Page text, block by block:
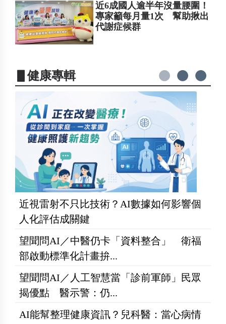
近6成國人逾半年沒量腰圍！
專家籲每月量1次 幫助揪出
代謝症候群
▋健康專輯
近視雷射不只比技術？AI數據如何影響個
人化評估成關鍵
望聞問AI／中醫仍卡「資料整合」 衛福
部啟動標準化計畫拚...
望聞問AI／人工智慧當「診前軍師」民眾
揭優點 醫示警：仍...
AI能幫整理健康資訊？兒科醫：當心病情